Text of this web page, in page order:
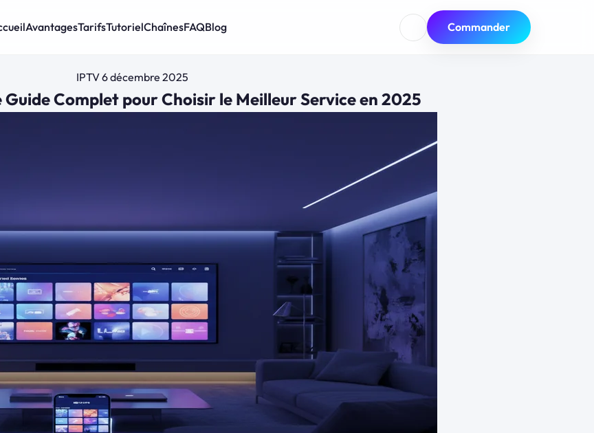
AvantagesTarifsTutorielChaînesFAQBlog Commander
IPTV6 décembre 2025
Guide Complet pour Choisir le Meilleur Service en 2025